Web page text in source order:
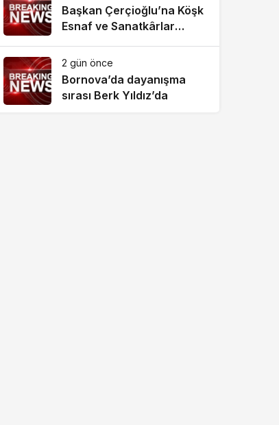
Başkan Çerçioğlu’na Köşk
Esnaf ve Sanatkârlar
2 gün önce
Bornova’da dayanışma
sırası Berk Yıldız’da